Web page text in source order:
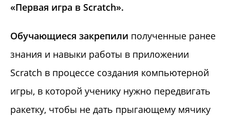
«Первая игра в Scratch».
Обучающиеся закрепили полученные ранее
знания и навыки работы в приложении
Scratch в процессе создания компьютерной
игры, в которой ученику нужно передвигать
ракетку, чтобы не дать прыгающему мячику